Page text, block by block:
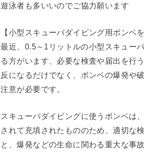
遊泳者も多いいのでご協力願います
【小型スキューバダイビング用ボンベ
最近、0.5～1リットルの小型スキュー
る方がいます、必要な検査や届出を行
反になるだけでなく、ボンベの爆発や
注意が必要です。
スキューバダイビングに使うボンベは
されて充填されたもののため、適切な
と、爆発などの生命に関わる重大な事